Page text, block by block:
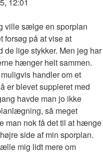
ville sælge en sporplan
forsøg på at vise at
de lige stykker. Men jeg har
hænger helt sammen.
handler om et
er blevet suppleret med
havde man jo ikke
så meget
man nok få det til at hænge
side af min sporplan.
mig lidt mere om